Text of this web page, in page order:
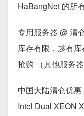
HaBangNet 的所
专用服务器 @ 清
库存有限，趁有
抢购 （其他服务
中国大陆清仓优惠
Intel Dual XEON